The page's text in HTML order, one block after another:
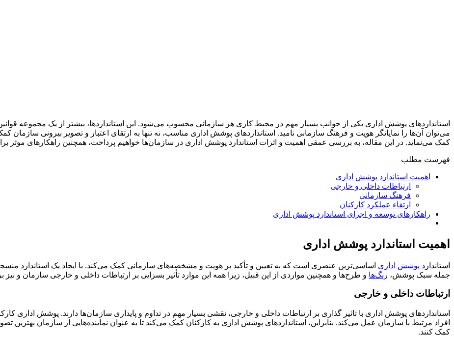
استانداردهای پوشش اداری یکی از جوانب بسیار مهم در محیط کاری هر سازمانی محسوب می‌شود. این استانداردها، بیشتر از یک مجموعه
می‌توان آن‌ها را نمایانگر هویت و فرهنگ سازمانی نامید. استانداردهای پوشش اداری مناسب، نه تنها به ارتقای اعتبار و تصویر بیرونی سازمان
کمک می‌نماید. در این مقاله، به بررسی عمقی اهمیت و اثرات استاندارد پوشش اداری در سازمان‌ها خواهیم پرداخت، همچنین راهکارهای موثر
فهرست مطلب
اهمیت استاندارد پوشش اداری
ارتباطات داخلی و خارجی
فرهنگ سازمانی
ارتقاء عملکرد کارکنان
راهکارهای توسعه و اجرای استاندارد پوشش اداری
اهمیت استاندارد پوشش اداری
استاندارد پوشش اداری اساسی‌ترین عنصری است که به تعیین و تأکید بر هویت و مشخصه‌های سازمانی کمک می‌کند. با ایجاد یک استاندارد
جمله سبک پوشش، رنگ‌ها و طرح‌ها و همچنین مواردی از این قبیل، زیرا همه این موارد تأثیر بسزایی بر ارتباطات داخلی و خارجی سازمان و
ارتباطات داخلی و خارجی
استانداردهای پوشش اداری با تاثیر گذاری بر ارتباطات داخلی و خارجی، نقشی بسیار مهم در تداوم و پایداری سازمان‌ها دارند. پوشش اداری
افراد مرتبط با سازمان عمل می‌کند. بنابراین، استانداردهای پوشش اداری به کارکنان کمک می‌کند تا به عنوان نماینده‌هایی از سازمان بهترین
کمک کنند.